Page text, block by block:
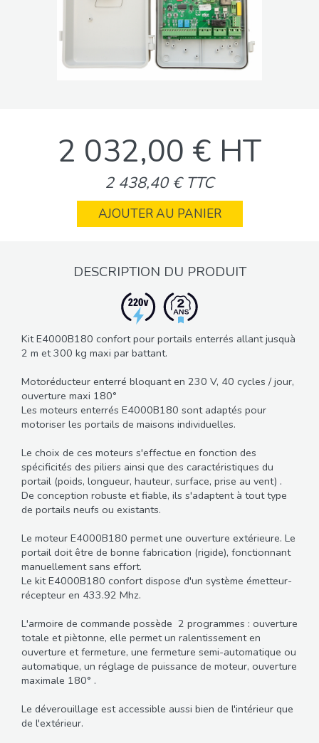
2 032,00 € HT
2 438,40 € TTC
AJOUTER AU PANIER
DESCRIPTION DU PRODUIT
Kit E4000B180 confort pour portails enterrés allant jusquà
2 m et 300 kg maxi par battant.
Motoréducteur enterré bloquant en 230 V, 40 cycles / jour,
ouverture maxi 180°
Les moteurs enterrés E4000B180 sont adaptés pour
motoriser les portails de maisons individuelles.
Le choix de ces moteurs s'effectue en fonction des
spécificités des piliers ainsi que des caractéristiques du
portail (poids, longueur, hauteur, surface, prise au vent) .
De conception robuste et fiable, ils s'adaptent à tout type
de portails neufs ou existants.
Le moteur E4000B180 permet une ouverture extérieure. Le
portail doit être de bonne fabrication (rigide), fonctionnant
manuellement sans effort.
Le kit E4000B180 confort dispose d'un système émetteur-
récepteur en 433.92 Mhz.
L'armoire de commande possède 2 programmes : ouverture
totale et piètonne, elle permet un ralentissement en
ouverture et fermeture, une fermeture semi-automatique ou
automatique, un réglage de puissance de moteur, ouverture
maximale 180° .
Le déverouillage est accessible aussi bien de l'intérieur que
de l'extérieur.